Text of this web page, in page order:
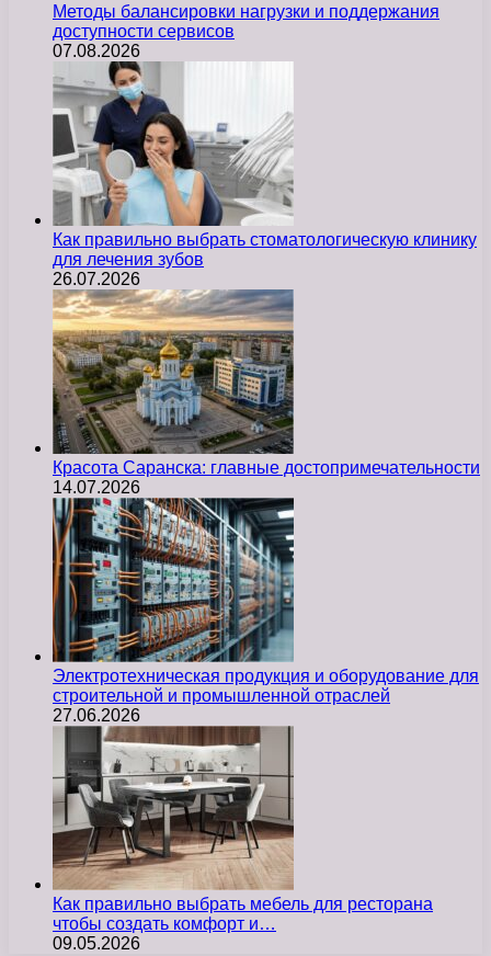
Методы балансировки нагрузки и поддержания
доступности сервисов
07.08.2026
Как правильно выбрать стоматологическую клинику
для лечения зубов
26.07.2026
Красота Саранска: главные достопримечательности
14.07.2026
Электротехническая продукция и оборудование для
строительной и промышленной отраслей
27.06.2026
Как правильно выбрать мебель для ресторана
чтобы создать комфорт и…
09.05.2026